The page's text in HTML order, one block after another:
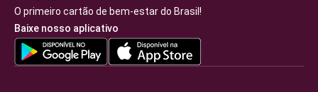
O primeiro cartão de bem-estar do Brasil!
Baixe nosso aplicativo